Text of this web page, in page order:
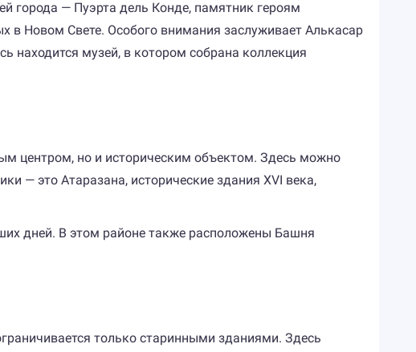
города — Пуэрта дель Конде, памятник героям
в Новом Свете. Особого внимания заслуживает Алькасар
находится музей, в котором собрана коллекция
центром, но и историческим объектом. Здесь можно
— это Атаразана, исторические здания XVI века,
дней. В этом районе также расположены Башня
только старинными зданиями. Здесь